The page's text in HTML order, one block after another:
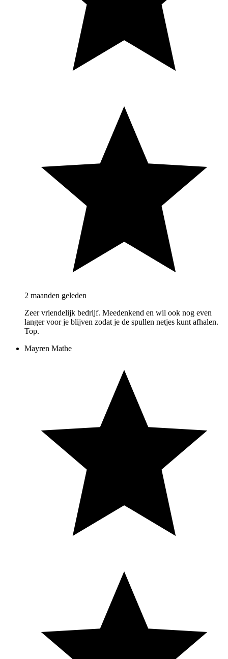
2 maanden geleden
Zeer vriendelijk bedrijf. Meedenkend en wil ook nog even
langer voor je blijven zodat je de spullen netjes kunt afhalen.
Top.
Mayren Mathe